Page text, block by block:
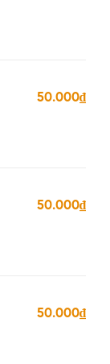
50.000₫
50.000₫
50.000₫